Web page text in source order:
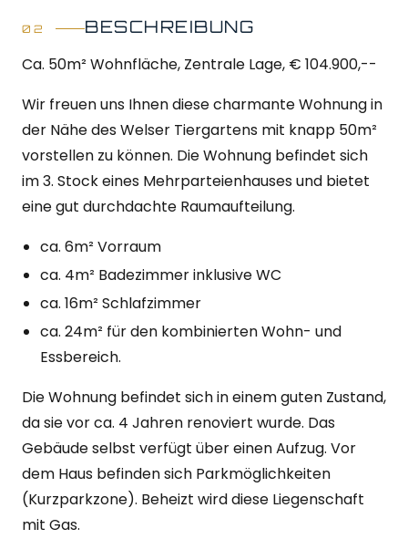
BESCHREIBUNG
Ca. 50m² Wohnfläche, Zentrale Lage, € 104.900,--
Wir freuen uns Ihnen diese charmante Wohnung in
der Nähe des Welser Tiergartens mit knapp 50m²
vorstellen zu können. Die Wohnung befindet sich
im 3. Stock eines Mehrparteienhauses und bietet
eine gut durchdachte Raumaufteilung.
ca. 6m² Vorraum
ca. 4m² Badezimmer inklusive WC
ca. 16m² Schlafzimmer
ca. 24m² für den kombinierten Wohn- und
Essbereich.
Die Wohnung befindet sich in einem guten Zustand,
da sie vor ca. 4 Jahren renoviert wurde. Das
Gebäude selbst verfügt über einen Aufzug. Vor
dem Haus befinden sich Parkmöglichkeiten
(Kurzparkzone). Beheizt wird diese Liegenschaft
mit Gas.